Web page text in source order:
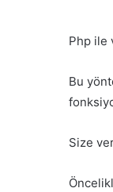
Php ile
Bu
Size